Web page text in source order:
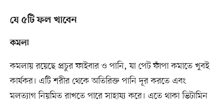
যে ৫টি ফল খাবেন
কমলা
কমলায় রয়েছে প্রচুর ফাইবার ও পানি, যা পেট ফাঁপা কমাতে খুবই
কার্যকর। এটি শরীর থেকে অতিরিক্ত পানি দূর করতে এবং
মলত্যাগ নিয়মিত রাখতে পারে সাহায্য করে। এতে থাকা ভিটামিন